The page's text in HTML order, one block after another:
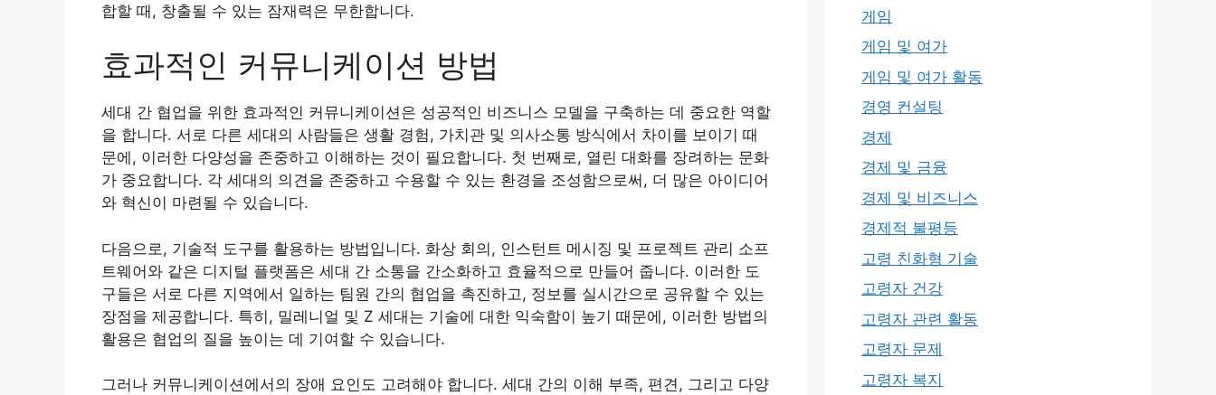
합할 때, 창출될 수 있는 잠재력은 무한합니다.
효과적인 커뮤니케이션 방법
세대 간 협업을 위한 효과적인 커뮤니케이션은 성공적인 비즈니스 모델을 구축하는 데 중요한 역할
을 합니다. 서로 다른 세대의 사람들은 생활 경험, 가치관 및 의사소통 방식에서 차이를 보이기 때
문에, 이러한 다양성을 존중하고 이해하는 것이 필요합니다. 첫 번째로, 열린 대화를 장려하는 문화
가 중요합니다. 각 세대의 의견을 존중하고 수용할 수 있는 환경을 조성함으로써, 더 많은 아이디어
와 혁신이 마련될 수 있습니다.
다음으로, 기술적 도구를 활용하는 방법입니다. 화상 회의, 인스턴트 메시징 및 프로젝트 관리 소프
트웨어와 같은 디지털 플랫폼은 세대 간 소통을 간소화하고 효율적으로 만들어 줍니다. 이러한 도
구들은 서로 다른 지역에서 일하는 팀원 간의 협업을 촉진하고, 정보를 실시간으로 공유할 수 있는
장점을 제공합니다. 특히, 밀레니얼 및 Z 세대는 기술에 대한 익숙함이 높기 때문에, 이러한 방법의
활용은 협업의 질을 높이는 데 기여할 수 있습니다.
그러나 커뮤니케이션에서의 장애 요인도 고려해야 합니다. 세대 간의 이해 부족, 편견, 그리고 다양
게임
게임 및 여가
게임 및 여가 활동
경영 컨설팅
경제
경제 및 금융
경제 및 비즈니스
경제적 불평등
고령 친화형 기술
고령자 건강
고령자 관련 활동
고령자 문제
고령자 복지